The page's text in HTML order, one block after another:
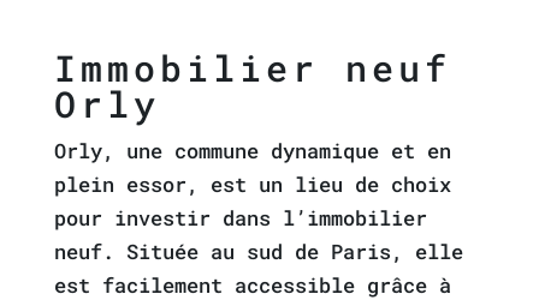
Immobilier neuf
Orly
Orly, une commune dynamique et en
plein essor, est un lieu de choix
pour investir dans l’immobilier
neuf. Située au sud de Paris, elle
est facilement accessible grâce à